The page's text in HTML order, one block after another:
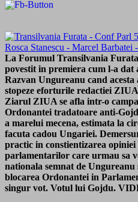
La Forumul Transilvania
povestit in premiera cum l-a dat
Razvan Ungureanu cand acesta
stopeze eforturile redactiei
Ziarul ZIUA se afla intr-o
Ordonantei tradatoare anti-
a marelui mecena, estimata la
facuta cadou Ungariei.
practic in constientizarea opiniei
parlamentarilor care urmau sa
nationala semnat de Ungureanu
blocarea Ordonantei in
singur vot. Votul lui Gojdu.